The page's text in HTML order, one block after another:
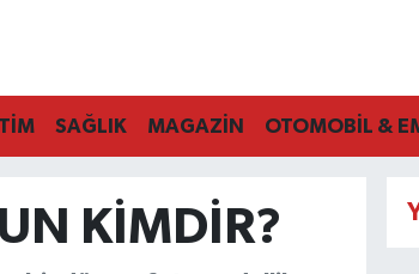
SAĞLIK MAGAZİN OTOMOBİL &
KIMDIR?